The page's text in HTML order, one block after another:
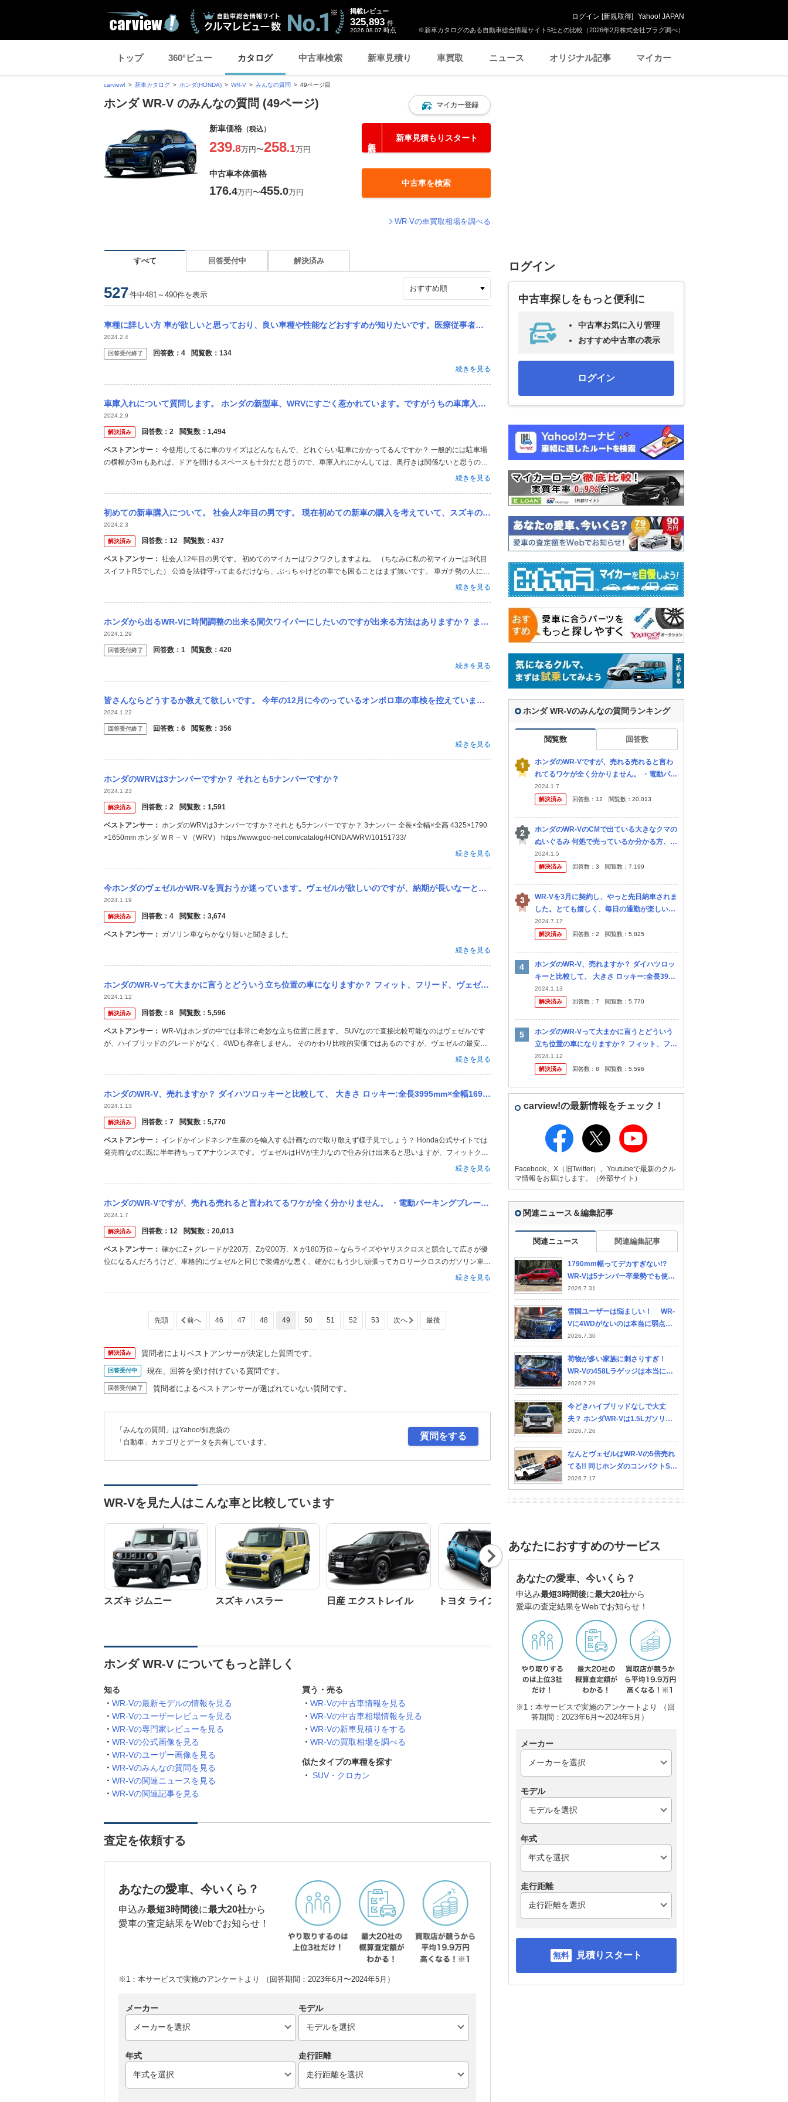
※新車カタログのある自動車総合情報サイト5社との比較（2026年2月株式会社プラグ調べ）
掲載レビュー
325,893 件
2026.08.07 時点
ログイン [新規取得] Yahoo! JAPAN
トップ 360°ビュー カタログ 中古車検索 新車見積り 車買取 ニュース オリジナル記事 マイカー
carview! 新車カタログ ホンダ(HONDA) WR-V みんなの質問 49ページ目
ホンダ WR-V のみんなの質問 (49ページ) マイカー登録
新車価格 （税込）
239.8万円〜258.1万円
新車見積もりスタート
中古車本体価格
176.4万円〜455.0万円
中古車を検索
WR-Vの車買取相場を調べる
すべて 回答受付中 解決済み
527件中481～490件を表示
車種に詳しい方 車が欲しいと思っており、良い車種や性能などおすすめが知りたいです。医療従事者年収は300万〜です 候補はコンパクトカー、SUVで本体300万以下ぐらいで購入したいです。ライズ、ヴ...
2024.2.4
回答受付終了 回答数： 4 閲覧数： 134
続きを見る
車庫入れについて質問します。 ホンダの新型車、WRVにすごく惹かれています。ですがうちの車庫入り口と前の道路が狭く、切り返しが何回も必要かどうか知りたいのです。車庫の前の道が4m 車庫入り口の幅...
2024.2.9
解決済み 回答数： 2 閲覧数： 1,494
ベストアンサー：
の横幅が3ｍもあれば、ドアを開けるスペースも十分だと思うので、車庫入れにかんしては、奥行きは関係ないと思うの
で、そこまで苦労はしないと思いますよ。 車庫に対して、左側からバックしてきて、左寄せで止めるなら、駐車スペース
続きを見る
初めての新車購入について。 社会人2年目の男です。 現在初めての新車の購入を考えていて、スズキの新型スイフトとホンダから3月に発売される新型WR-Vの2つで迷っています。スイフトの方が価格が安...
2024.2.3
解決済み 回答数： 12 閲覧数： 437
ベストアンサー：
スイフトRSでした） 公道を法律守って走るだけなら、ぶっちゃけどの車でも困ることはまず無いです。 車ガチ勢の人に言
わせれば色々意見あると思いますが、見た目でカッコいいと思う方で決めたら良いと思います。 マイホームなら住めば都
続きを見る
ホンダから出るWR-Vに時間調整の出来る間欠ワイパーにしたいのですが出来る方法はありますか？ またそれは何処にお願いをすればいいですか？
2024.1.29
回答受付終了 回答数： 1 閲覧数： 420
続きを見る
皆さんならどうするか教えて欲しいです。 今年の12月に今のっているオンボロ車の車検を控えています。オンボロ車の車検はなるべくしたくないので、車検前に車を購入しようかと思っています。ホンダのwrv...
2024.1.22
回答受付終了 回答数： 6 閲覧数： 356
続きを見る
ホンダのWRVは3ナンバーですか？ それとも5ナンバーですか？
2024.1.23
解決済み 回答数： 2 閲覧数： 1,591
ベストアンサー：
×1650mm ホンダ ＷＲ－Ｖ（WRV） https://www.goo-net.com/catalog/HONDA/WRV/10151733/
続きを見る
今ホンダのヴェゼルかWR-Vを買おうか迷っています。ヴェゼルが欲しいのですが、納期が長いなーと思いWR-Vに妥協してしまいそうです。ヴェゼルの納期は今後短くなったりするのでしょうか？
2024.1.19
解決済み 回答数： 4 閲覧数： 3,674
ベストアンサー： ガソリン車ならかなり短いと聞きました
続きを見る
ホンダのWR-Vって大まかに言うとどういう立ち位置の車になりますか？ フィット、フリード、ヴェゼルと比較してどなたか教えてもらえませんか？ 例えば、価格は安い順でどうなるかとか、一言で言うとヴ...
2024.1.12
解決済み 回答数： 8 閲覧数： 5,596
ベストアンサー：
が、ハイブリッドのグレードがなく、4WDも存在しません。 そのかわり比較的安価ではあるのですが、ヴェゼルの最安価
グレードと比較するとほとんど変わらなくなってしまいます。 デザインは好みの話なのでほっときますが、室内は明らか
続きを見る
ホンダのWR-V、売れますか？ ダイハツロッキーと比較して、 大きさ ロッキー:全長3995mm×全幅1695mm×全高1620mm WR-V:全長4325mm×全幅1790mm×全高165...
2024.1.13
解決済み 回答数： 7 閲覧数： 5,770
ベストアンサー：
発売前なのに既に半年待ちってアナウンスです。 ヴェゼルはHVが主力なので住み分け出来ると思いますが、フィットクロ
続きを見る
ホンダのWR-Vですが、売れる売れると言われてるワケが全く分かりません。 ・電動パーキングブレーキ＆ブレーキホールド ・全車速対応ACC ・ブラインドスポットモニター 最近では普通車なら当然レベ...
2024.1.7
解決済み 回答数： 12 閲覧数： 20,013
ベストアンサー：
位になるんだろうけど、車格的にヴェゼルと同じで装備がな悪く、確かにもう少し頑張ってカロリークロスのガソリン車買
った方が良いと思えます。 電動ブレーキと全車速対応ACCだけでも標準で付いて、シートヒーターとBSMはOPにすればす
続きを見る
46 47 48 49 50 51 52 53
解決済み 質問者によりベストアンサーが決定した質問です。
回答受付中 現在、回答を受け付けている質問です。
回答受付終了 質問者によるベストアンサーが選ばれていない質問です。
「みんなの質問」はYahoo!知恵袋の
「自動車」カテゴリとデータを共有しています。
質問をする
WR-Vを見た人はこんな車と比較しています
スズキ ジムニー スズキ ハスラー 日産 エクストレイル トヨタ ライズ スバル フォレスター
Nex
t
ホンダ WR-V についてもっと詳しく
知る
WR-Vの最新モデルの情報を見る
WR-Vのユーザーレビューを見る
WR-Vの専門家レビューを見る
WR-Vの公式画像を見る
WR-Vのユーザー画像を見る
WR-Vのみんなの質問を見る
WR-Vの関連ニュースを見る
WR-Vの関連記事を見る
買う・売る
WR-Vの中古車情報を見る
WR-Vの中古車相場情報を見る
WR-Vの新車見積りをする
WR-Vの買取相場を調べる
似たタイプの車種を探す
SUV・クロカン
査定を依頼する
あなたの愛車、今いくら？
申込み最短3時間後に最大20社から
愛車の査定結果をWebでお知らせ！
※1：本サービスで実施のアンケートより （回答期間：2023年6月〜2024年5月）
メーカー モデル
年式 走行距離
ログイン
中古車探しをもっと便利に
中古車お気に入り管理
おすすめ中古車の表示
ログイン
ホンダ WR-Vのみんなの質問ランキング
閲覧数 回答数
ホンダのWR-Vですが、売れる売れると言わ
れてるワケが全く分かりません。 ・電動パー
キングブレーキ＆ブレーキホールド ・全車速
対応ACC ・ブラインドスポットモニター 最
2024.1.7
解決済み
回答数： 12 閲覧数： 20,013
ホンダのWR-VのCMで出ている大きなクマの
ぬいぐるみ 何処で売っているか分かる方、教
えて下さい。
2024.1.5
解決済み
回答数： 3 閲覧数： 7,199
WR-Vを3月に契約し、やっと先日納車されま
した。とても嬉しく、毎日の通勤が楽しいで
す。 ところで、私はホンダ純正ナビ9インチ
をディーラーオプションで付けましたが、や
2024.7.17
解決済み
回答数： 2 閲覧数： 5,825
ホンダのWR-V、売れますか？ ダイハツロッ
キーと比較して、 大きさ ロッキー:全長3995
mm×全幅1695mm×全高1620mm WR-V:全
長4325mm×全幅1790mm×全高165...
2024.1.13
解決済み
回答数： 7 閲覧数： 5,770
ホンダのWR-Vって大まかに言うとどういう
立ち位置の車になりますか？ フィット、フリ
ード、ヴェゼルと比較してどなたか教えても
らえませんか？ 例えば、価格は安い順でどう
2024.1.12
解決済み
回答数： 8 閲覧数： 5,596
carview!の最新情報をチェック！
Facebook、X（旧Twitter）、Youtubeで最新のクル
マ情報をお届けします。（外部サイト）
関連ニュース＆編集記事
関連ニュース 関連編集記事
1790mm幅ってデカすぎない!?
WR-Vは5ナンバー卒業勢でも使い
やすいサイズなの!?!?!
2026.7.31
雪国ユーザーは悩ましい！ WR-
Vに4WDがないのは本当に弱点な
のか？
2026.7.30
荷物が多い家族に刺さりすぎ！
WR-Vの458Lラゲッジは本当に使
える広さなのか？
2026.7.29
今どきハイブリッドなしで大丈
夫？ ホンダWR-Vは1.5Lガソリン
一本でも十分なのか？
2026.7.26
なんとヴェゼルはWR-Vの5倍売れ
てる!! 同じホンダのコンパクトSU
Vなのに2台はどこが違うのか？
2026.7.17
あなたにおすすめのサービス
あなたの愛車、今いくら？
申込み最短3時間後に最大20社から
愛車の査定結果をWebでお知らせ！
※1：本サービスで実施のアンケートより （回
答期間：2023年6月〜2024年5月）
メーカー
モデル
年式
走行距離
見積りスタート